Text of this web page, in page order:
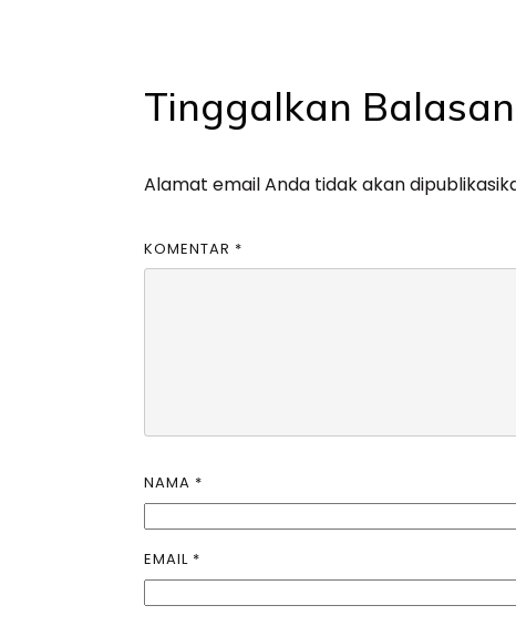
Tinggalkan Balasan
Alamat email Anda tidak akan
KOMENTAR *
NAMA *
EMAIL *